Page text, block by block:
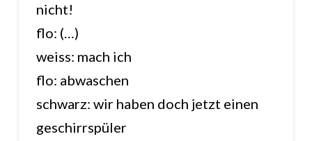
nicht!
flo: (…)
weiss: mach ich
flo: abwaschen
schwarz: wir haben doch jetzt einen
geschirrspüler